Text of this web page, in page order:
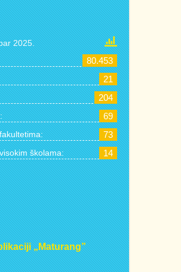
2025.
80.453
21
204
69
73
školama: 14
„Maturang”